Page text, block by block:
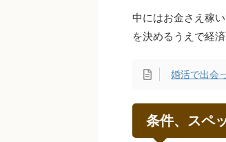
中にはお金さえ稼
を決めるうえで経
婚活で出会
条件、スペ